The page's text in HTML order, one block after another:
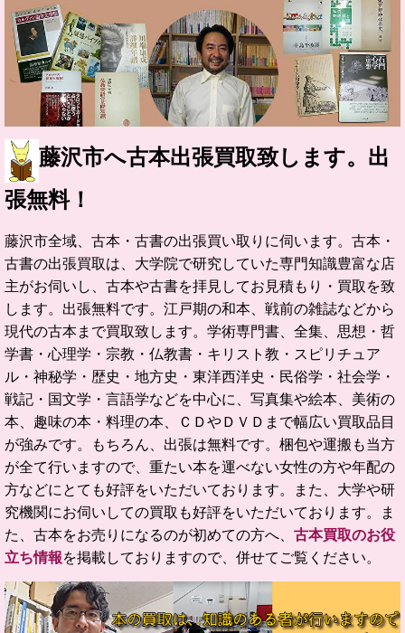
藤沢市へ古本出張買取致します。出
張無料！
藤沢市全域、古本・古書の出張買い取りに伺います。 古本・
古書の出張買取は、大学院で研究していた専門知識豊富な店
主がお伺いし、古本や古書を拝見してお見積もり・買取を致
します。出張無料です。 江戸期の和本、戦前の雑誌などから
現代の古本まで買取致します。学術専門書、全集、思想・哲
学書・心理学・宗教・仏教書・キリスト教・スピリチュア
ル・神秘学・歴史・地方史・東洋西洋史・民俗学・社会学・
戦記・国文学・言語学などを中心に、写真集や絵本、美術の
本、趣味の本・料理の本、ＣＤやＤＶＤまで幅広い買取品目
が強みです。もちろん、出張は無料です。梱包や運搬も当方
が全て行いますので、重たい本を運べない女性の方や年配の
方などにとても好評をいただいております。また、大学や研
究機関にお伺いしての買取も好評をいただいております。ま
た、 古本をお売りになるのが初めての方へ、 古本買取のお役
立ち情報を掲載しておりますので、併せてご覧ください。